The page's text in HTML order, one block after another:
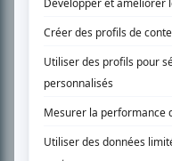
Recherche avancée
À propos
Nous contacter
Termes et conditions
Politique de confidentialité
Gestion du consentement